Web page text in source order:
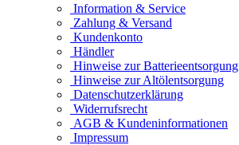
Information & Service
Zahlung & Versand
Kundenkonto
Händler
Hinweise zur Batterieentsorgung
Hinweise zur Altölentsorgung
Datenschutzerklärung
Widerrufsrecht
AGB & Kundeninformationen
Impressum